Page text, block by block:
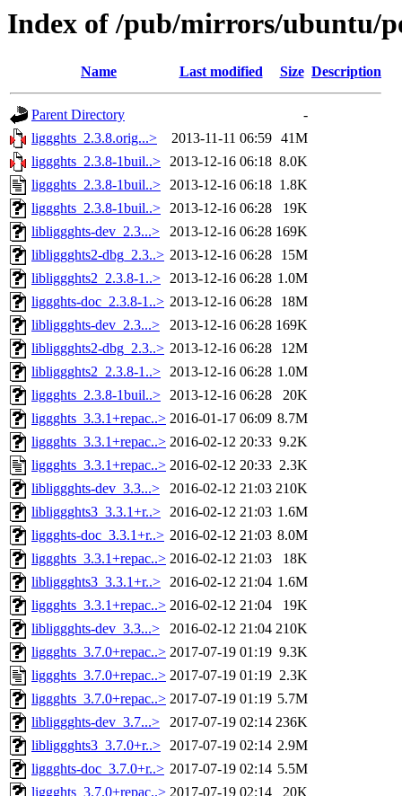
Index of /pub/mirrors/ubuntu/
Name Last modified Size Description
Parent Directory
-
liggghts_2.3.8.orig...>
2013-11-11 06:59 41M
liggghts_2.3.8-1buil..> 2013-12-16 06:18 8.0K
liggghts_2.3.8-1buil..> 2013-12-16 06:18 1.8K
liggghts_2.3.8-1buil..> 2013-12-16 06:28
19K
libliggghts-dev_2.3...>
2013-12-16 06:28 169K
libliggghts2-dbg_2.3..> 2013-12-16 06:28
15M
libliggghts2_2.3.8-1..> 2013-12-16 06:28 1.0M
liggghts-doc_2.3.8-1..> 2013-12-16 06:28
18M
libliggghts-dev_2.3...>
2013-12-16 06:28 169K
libliggghts2-dbg_2.3..> 2013-12-16 06:28
12M
libliggghts2_2.3.8-1..> 2013-12-16 06:28 1.0M
liggghts_2.3.8-1buil..> 2013-12-16 06:28
20K
liggghts_3.3.1+repac..> 2016-01-17 06:09 8.7M
liggghts_3.3.1+repac..> 2016-02-12 20:33 9.2K
liggghts_3.3.1+repac..> 2016-02-12 20:33 2.3K
libliggghts-dev_3.3...>
2016-02-12 21:03 210K
libliggghts3_3.3.1+r..> 2016-02-12 21:03 1.6M
liggghts-doc_3.3.1+r..> 2016-02-12 21:03 8.0M
liggghts_3.3.1+repac..> 2016-02-12 21:03
18K
libliggghts3_3.3.1+r..> 2016-02-12 21:04 1.6M
liggghts_3.3.1+repac..> 2016-02-12 21:04
19K
libliggghts-dev_3.3...>
2016-02-12 21:04 210K
liggghts_3.7.0+repac..> 2017-07-19 01:19 9.3K
liggghts_3.7.0+repac..> 2017-07-19 01:19 2.3K
liggghts_3.7.0+repac..> 2017-07-19 01:19 5.7M
libliggghts-dev_3.7...>
2017-07-19 02:14 236K
libliggghts3_3.7.0+r..> 2017-07-19 02:14 2.9M
liggghts-doc_3.7.0+r..> 2017-07-19 02:14 5.5M
liggghts_3.7.0+repac..> 2017-07-19 02:14
20K